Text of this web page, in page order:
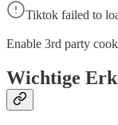
Tiktok failed to
Enable 3rd party
Wichtige